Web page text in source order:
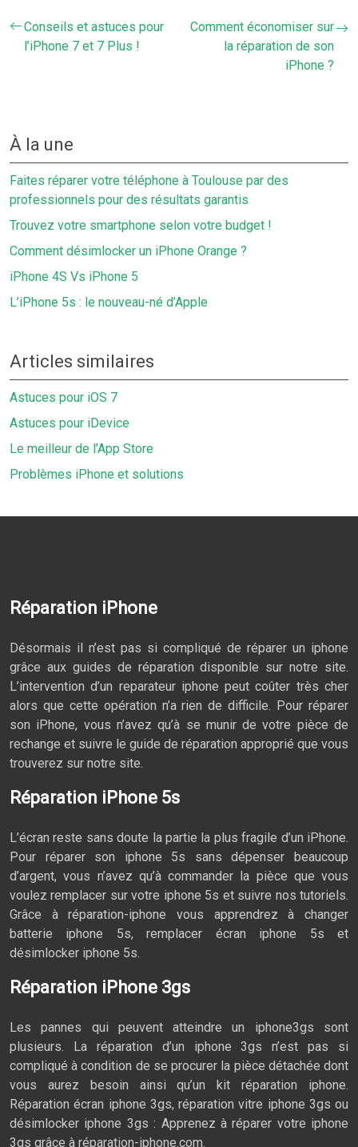
Conseils et astuces pour
l’iPhone 7 et 7 Plus !
Comment économiser sur
la réparation de son
iPhone ?
À la une
Faites réparer votre téléphone à Toulouse par des
professionnels pour des résultats garantis
Trouvez votre smartphone selon votre budget !
Comment désimlocker un iPhone Orange ?
iPhone 4S Vs iPhone 5
L’iPhone 5s : le nouveau-né d’Apple
Articles similaires
Astuces pour iOS 7
Astuces pour iDevice
Le meilleur de l’App Store
Problèmes iPhone et solutions
Réparation iPhone
Désormais il n’est pas si compliqué de réparer un iphone
grâce aux guides de réparation disponible sur notre site.
L’intervention d’un reparateur iphone peut coûter très cher
alors que cette opération n’a rien de difficile. Pour réparer
son iPhone, vous n’avez qu’à se munir de votre pièce de
rechange et suivre le guide de réparation approprié que vous
trouverez sur notre site.
Réparation iPhone 5s
L’écran reste sans doute la partie la plus fragile d’un iPhone.
Pour réparer son iphone 5s sans dépenser beaucoup
d’argent, vous n’avez qu’à commander la pièce que vous
voulez remplacer sur votre iphone 5s et suivre nos tutoriels.
Grâce à réparation-iphone vous apprendrez à changer
batterie iphone 5s, remplacer écran iphone 5s et
désimlocker iphone 5s.
Réparation iPhone 3gs
Les pannes qui peuvent atteindre un iphone3gs sont
plusieurs. La réparation d’un iphone 3gs n’est pas si
compliqué à condition de se procurer la pièce détachée dont
vous aurez besoin ainsi qu’un kit réparation iphone.
Réparation écran iphone 3gs, réparation vitre iphone 3gs ou
désimlocker iphone 3gs : Apprenez à réparer votre iphone
3gs grâce à réparation-iphone.com.